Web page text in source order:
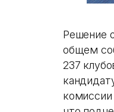
Решение
общем
237